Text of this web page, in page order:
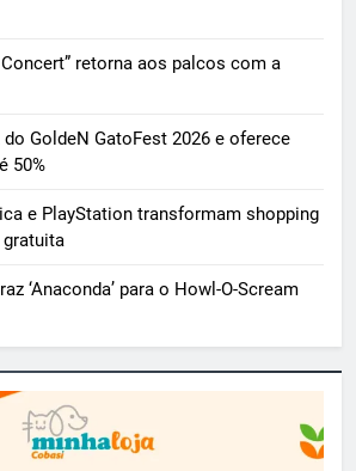
retorna aos palcos com a
GoldeN GatoFest 2026 e oferece
50%
e PlayStation transformam shopping
‘Anaconda’ para o Howl-O-Scream